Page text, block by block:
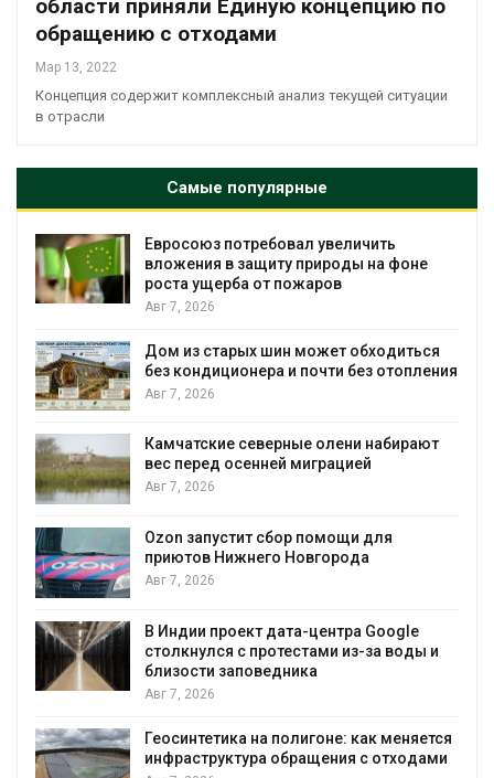
области приняли Единую концепцию по
обращению с отходами
Мар 13, 2022
Концепция содержит комплексный анализ текущей ситуации
в отрасли
Самые популярные
Евросоюз потребовал увеличить
вложения в защиту природы на фоне
роста ущерба от пожаров
Авг 7, 2026
Дом из старых шин может обходиться
без кондиционера и почти без отопления
Авг 7, 2026
Камчатские северные олени набирают
вес перед осенней миграцией
Авг 7, 2026
Ozon запустит сбор помощи для
приютов Нижнего Новгорода
Авг 7, 2026
В Индии проект дата-центра Google
столкнулся с протестами из-за воды и
близости заповедника
Авг 7, 2026
Геосинтетика на полигоне: как меняется
инфраструктура обращения с отходами